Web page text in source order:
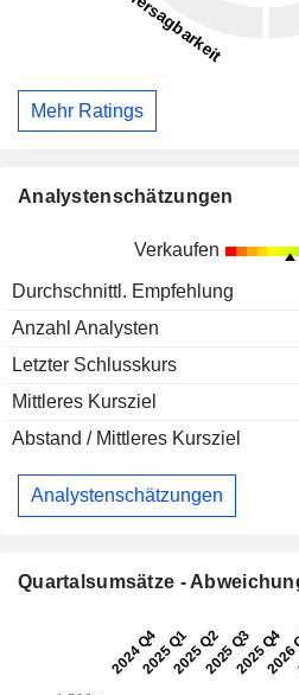
Mehr Ratings
Analystenschätzungen
Verkaufen
Durchschnittl. Empfehlung
Anzahl Analysten
Letzter Schlusskurs
Mittleres Kursziel
Abstand / Mittleres Kursziel
Analystenschätzungen
Quartalsumsätze -